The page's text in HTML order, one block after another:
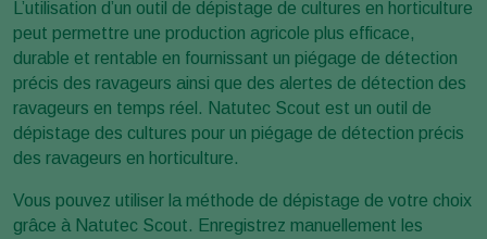
L’utilisation d’un outil de dépistage de cultures en horticulture
peut permettre une production agricole plus efficace,
durable et rentable en fournissant un piégage de détection
précis des ravageurs ainsi que des alertes de détection des
ravageurs en temps réel. Natutec Scout est un outil de
dépistage des cultures pour un piégage de détection précis
des ravageurs en horticulture.
Vous pouvez utiliser la méthode de dépistage de votre choix
grâce à Natutec Scout. Enregistrez manuellement les